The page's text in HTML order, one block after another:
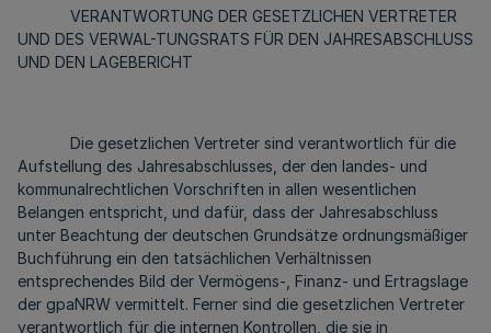
VERANTWORTUNG DER GESETZLICHEN VERTRETER
UND DES VERWAL-TUNGSRATS FÜR DEN JAHRESABSCHLUSS
UND DEN LAGEBERICHT
Die gesetzlichen Vertreter sind verantwortlich für die
Aufstellung des Jahresabschlusses, der den landes- und
kommunalrechtlichen Vorschriften in allen wesentlichen
Belangen entspricht, und dafür, dass der Jahresabschluss
unter Beachtung der deutschen Grundsätze ordnungsmäßiger
Buchführung ein den tatsächlichen Verhältnissen
entsprechendes Bild der Vermögens-, Finanz- und Ertragslage
der gpaNRW vermittelt. Ferner sind die gesetzlichen Vertreter
verantwortlich für die internen Kontrollen, die sie in